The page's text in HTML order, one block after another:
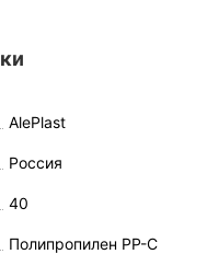
AlePlast
Россия
40
Полипропилен PP-C